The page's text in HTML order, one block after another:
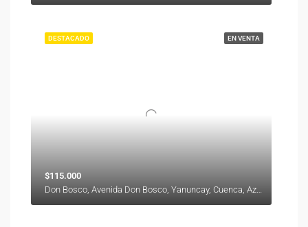
EN VENTA
DESTACADO
$115.000